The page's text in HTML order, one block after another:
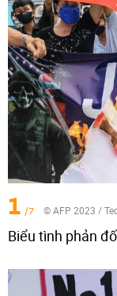
1 /7 © AFP 2023 /
Biểu tình phản